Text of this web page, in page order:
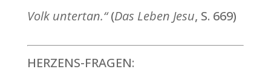
Volk untertan.“(Das Leben Jesu, S. 669)
HERZENS-FRAGEN: